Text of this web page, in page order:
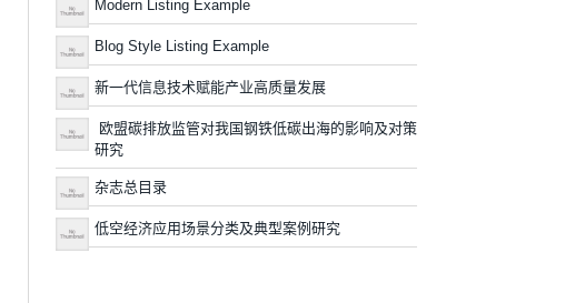
Modern Listing Example
Blog Style Listing Example
新一代信息技术赋能产业高质量发展
欧盟碳排放监管对我国钢铁低碳出海的影响及对策
研究
杂志总目录
低空经济应用场景分类及典型案例研究